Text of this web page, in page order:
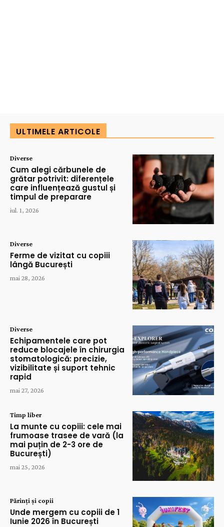
ULTIMELE ARTICOLE
Diverse
Cum alegi cărbunele de
grătar potrivit: diferențele
care influențează gustul și
timpul de preparare
iul. 1, 2026
Diverse
Ferme de vizitat cu copiii
lângă București
mai 28, 2026
Diverse
Echipamentele care pot
reduce blocajele în chirurgia
stomatologică: precizie,
vizibilitate și suport tehnic
rapid
mai 27, 2026
Timp liber
La munte cu copiii: cele mai
frumoase trasee de vară (la
mai puțin de 2-3 ore de
București)
mai 25, 2026
Părinți și copii
Unde mergem cu copiii de 1
Iunie 2026 în București